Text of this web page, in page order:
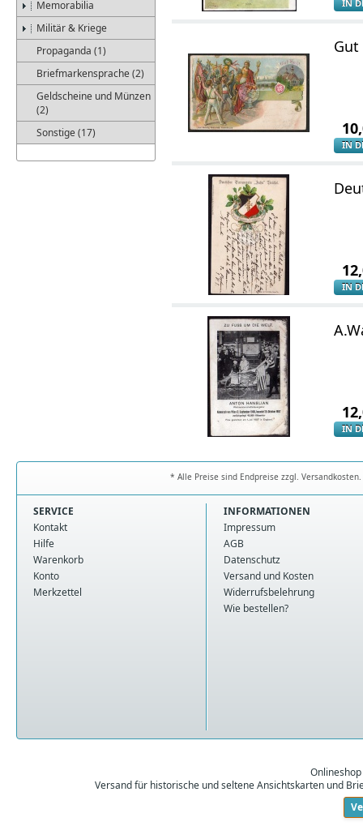
Memorabilia
Militär & Kriege
Propaganda (1)
Briefmarkensprache (2)
Geldscheine und Münzen
(2)
Sonstige (17)
IN
Gut
IN
IN
IN
* Alle Preise sind Endpreise zzgl.
SERVICE
Kontakt
Hilfe
Warenkorb
Konto
Merkzettel
INFORMATIONEN
Impressum
AGB
Datenschutz
Versand und Kosten
Widerrufsbelehrung
Wie bestellen?
Versand für historische und seltene Ansichtskarten und